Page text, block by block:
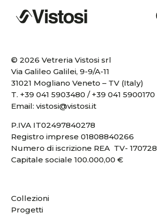
© 2026 Vetreria Vistosi srl
Via Galileo Galilei, 9-9/A-11
31021 Mogliano Veneto – TV (Italy)
T. +39 041 5903480 / +39 041 5900170
Email:vistosi@vistosi.it
P.IVA IT02497840278
Registro imprese 01808840266
Numero di iscrizione REA TV- 170728
Capitale sociale 100.000,00 €
Collezioni
Progetti